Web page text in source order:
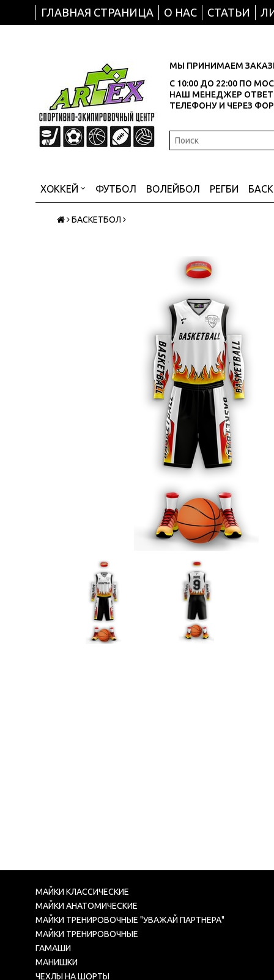
ГЛАВНАЯ СТРАНИЦА О НАС СТАТЬИ
МЫ ПРИНИМАЕМ
С 10:00 ДО 22:00 ПО
НАШ МЕНЕДЖЕР
ТЕЛЕФОНУ И ЧЕРЕЗ
ХОККЕЙ ФУТБОЛ ВОЛЕЙБОЛ РЕГБИ
БАСКЕТБОЛ
МАЙКИ КЛАССИЧЕСКИЕ
МАЙКИ АНАТОМИЧЕСКИЕ
МАЙКИ ТРЕНИРОВОЧНЫЕ "УВАЖАЙ ПАРТНЕРА"
МАЙКИ ТРЕНИРОВОЧНЫЕ
ГАМАШИ
МАНИШКИ
ЧЕХЛЫ НА ШОРТЫ